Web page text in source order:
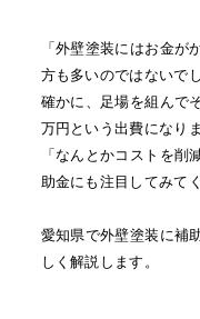
「外壁塗装にはお金
方も多いのではないで
確かに、足場を組んで
万円という出費になりま
「なんとかコストを
助金にも注目してみて
愛知県で外壁塗装に補
しく解説します。